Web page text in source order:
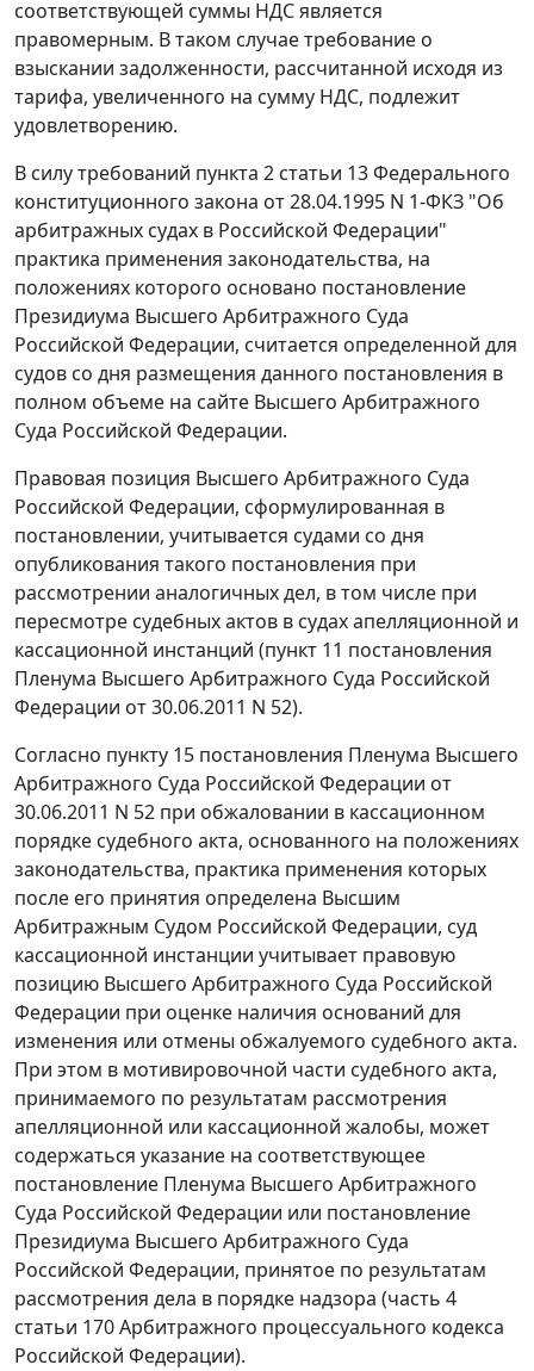
соответствующей суммы НДС является
правомерным. В таком случае требование о
взыскании задолженности, рассчитанной исходя из
тарифа, увеличенного на сумму НДС, подлежит
удовлетворению.
В силу требований пункта 2 статьи 13Федерального
конституционного закона от 28.04.1995 N 1-ФКЗ "Об
арбитражных судах в Российской Федерации"
практика применения законодательства, на
положениях которого основано постановление
Президиума Высшего Арбитражного Суда
Российской Федерации, считается определенной для
судов со дня размещения данного постановления в
полном объеме на сайте Высшего Арбитражного
Суда Российской Федерации.
Правовая позиция Высшего Арбитражного Суда
Российской Федерации, сформулированная в
постановлении, учитывается судами со дня
опубликования такого постановления при
рассмотрении аналогичных дел, в том числе при
пересмотре судебных актов в судах апелляционной и
кассационной инстанций (пункт 11 постановления
Пленума Высшего Арбитражного Суда Российской
Федерации от 30.06.2011 N 52).
Согласно пункту 15 постановления Пленума Высшего
Арбитражного Суда Российской Федерации от
30.06.2011 N 52 при обжаловании в кассационном
порядке судебного акта, основанного на положениях
законодательства, практика применения которых
после его принятия определена Высшим
Арбитражным Судом Российской Федерации, суд
кассационной инстанции учитывает правовую
позицию Высшего Арбитражного Суда Российской
Федерации при оценке наличия оснований для
изменения или отмены обжалуемого судебного акта.
При этом в мотивировочной части судебного акта,
принимаемого по результатам рассмотрения
апелляционной или кассационной жалобы, может
содержаться указание на соответствующее
постановление Пленума Высшего Арбитражного
Суда Российской Федерации или постановление
Президиума Высшего Арбитражного Суда
Российской Федерации, принятое по результатам
рассмотрения дела в порядке надзора (часть 4
статьи 170Арбитражного процессуального кодекса
Российской Федерации).